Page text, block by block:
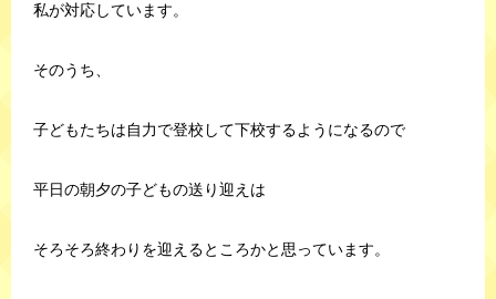
私が対応しています。
そのうち、
子どもたちは自力で登校して下校するようになるので
平日の朝夕の子どもの送り迎えは
そろそろ終わりを迎えるところかと思っています。